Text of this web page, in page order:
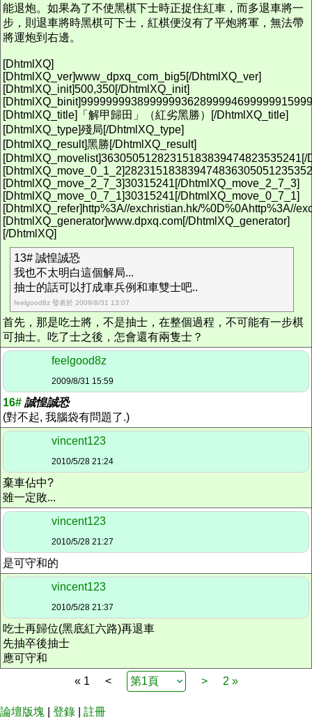
能退炮。如果為了不使黑棋下士時正捉住紅車，而多退車將一
步，則退車將時黑棋可下士，紅棋便沒有了平炮將軍，無法帶
將運炮到右邊。
[DhtmlXQ]
[DhtmlXQ_ver]www_dpxq_com_big5[/DhtmlXQ_ver]
[DhtmlXQ_init]500,350[/DhtmlXQ_init]
[DhtmlXQ_title]「解甲歸田」（紅劣黑勝）[/DhtmlXQ_title]
[DhtmlXQ_type]殘局[/DhtmlXQ_type]
[DhtmlXQ_result]黑勝[/DhtmlXQ_result]
[DhtmlXQ_movelist]36305051282315183839474823535241[/
[DhtmlXQ_move_2_7_3]30315241[/DhtmlXQ_move_2_7_3]
[DhtmlXQ_move_0_7_1]30315241[/DhtmlXQ_move_0_7_1]
[DhtmlXQ_refer]http%3A//exchristian.hk/%0D%0Ahttp%3A//
[DhtmlXQ_generator]www.dpxq.com[/DhtmlXQ_generator]
[/DhtmlXQ]
13# 誠惶誠恐
我也不太明白這個解局...
抽士的話可以打成車兵例和車雙士吧..
feelgood8z 發表於 2009/8/31 13:07
首先，那是吃士將，不是抽士，在整個過程，不可能有一步棋
可抽士。吃了士之後，怎會還有兩隻士？
feelgood8z
2009/8/31 15:59
16# 誠惶誠恐
(對不起, 我腦袋有問題了.)
vincent123
2010/5/28 21:24
棄車佔中?
雖一定敗...
vincent123
2010/5/28 21:27
是可守和的
vincent123
2010/5/28 21:37
吃士再歸位(黑底紅六路)再退車
先抽卒後抽士
應可守和
« 1
< > 2 »
論壇版塊 登錄 註冊